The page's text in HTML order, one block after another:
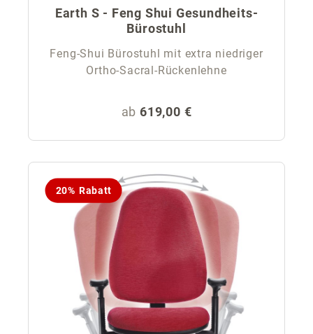
Earth S - Feng Shui Gesundheits-
Bürostuhl
Feng-Shui Bürostuhl mit extra niedriger
Ortho-Sacral-Rückenlehne
Regulärer Preis:
ab 619,00 €
20% Rabatt